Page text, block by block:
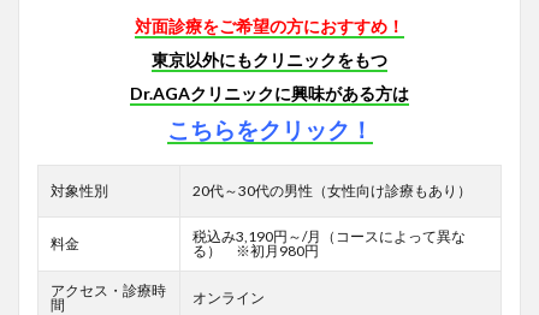
対面診療をご希望の方におすすめ！
東京以外にもクリニックをもつ
Dr.AGAクリニックに興味がある方は
こちらをクリック！
対象性別 20代～30代の男性（女性向け診療もあり）
料金
税込み3,190円～/月（コースによって異な
る） ※初月980円
アクセス・診療時
間
オンライン